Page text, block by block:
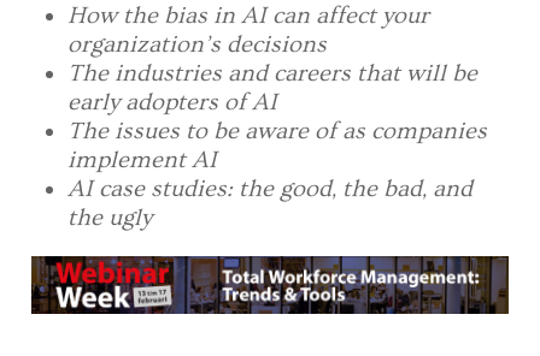
How the bias in AI can affect your
organization’s decisions
The industries and careers that will be
early adopters of AI
The issues to be aware of as companies
implement AI
AI case studies: the good, the bad, and
the ugly